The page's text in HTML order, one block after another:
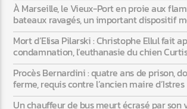
À Marseille, le Vieux-Port en proie aux
bateaux ravagés, un important dispositif
Mort d’Elisa Pilarski : Christophe Ellul fait
condamnation, l’euthanasie du chien
Procès Bernardini : quatre ans de prison,
ferme, requis contre l’ancien maire d’Istres
Un chauffeur de bus meurt écrasé par son